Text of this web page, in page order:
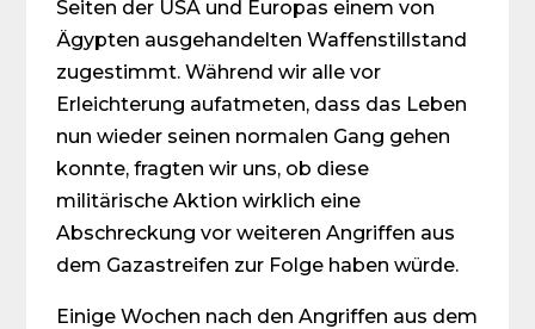
Seiten der USA und Europas einem von
Ägypten ausgehandelten Waffenstillstand
zugestimmt. Während wir alle vor
Erleichterung aufatmeten, dass das Leben
nun wieder seinen normalen Gang gehen
konnte, fragten wir uns, ob diese
militärische Aktion wirklich eine
Abschreckung vor weiteren Angriffen aus
dem Gazastreifen zur Folge haben würde.
Einige Wochen nach den Angriffen aus dem